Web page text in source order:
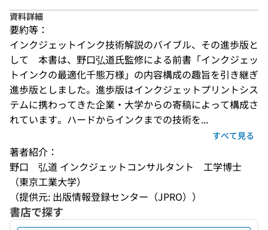
資料詳細
要約等：
インクジェットインク技術解説のバイブル、その進歩版と
して　本書は、野口弘道氏監修による前書「インクジェッ
トインクの最適化千態万様」の内容構成の趣旨を引き継ぎ
進歩版としました。進歩版はインクジェットプリントシス
テムに携わってきた企業・大学からの寄稿によって構成さ
れています。ハードからインクまでの技術を...
すべて見る
著者紹介：
野口　弘道 インクジェットコンサルタント　工学博士
（東京工業大学）
（提供元: 出版情報登録センター（JPRO））
書店で探す